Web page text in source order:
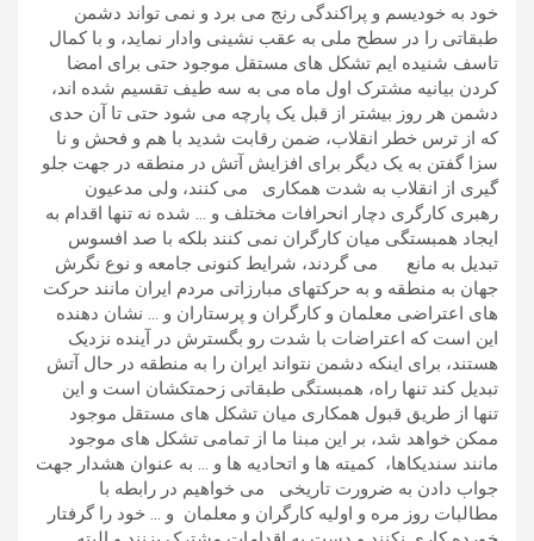
خود به خودیسم و پراکندگی رنج می برد و نمی تواند دشمن
طبقاتی را در سطح ملی به عقب نشینی وادار نماید، و با کمال
تاسف شنیده ایم تشکل های مستقل موجود حتی برای امضا
کردن بیانیه مشترک اول ماه می به سه طیف تقسیم شده اند،
دشمن هر روز بیشتر از قبل یک پارچه می شود حتی تا آن حدی
که از ترس خطر انقلاب، ضمن رقابت شدید با هم و فحش و نا
سزا گفتن به یک دیگر برای افزایش آتش در منطقه در جهت جلو
گیری از انقلاب به شدت همکاری می کنند، ولی مدعیون
رهبری کارگری دچار انحرافات مختلف و … شده نه تنها اقدام به
ایجاد همبستگی میان کارگران نمی کنند بلکه با صد افسوس
تبدیل به مانع می گردند، شرایط کنونی جامعه و نوع نگرش
جهان به منطقه و به حرکتهای مبارزاتی مردم ایران مانند حرکت
های اعتراضی معلمان و کارگران و پرستاران و … نشان دهنده
این است که اعتراضات با شدت رو بگسترش در آینده نزدیک
هستند، برای اینکه دشمن نتواند ایران را به منطقه در حال آتش
تبدیل کند تنها راه، همبستگی طبقاتی زحمتکشان است و این
تنها از طریق قبول همکاری میان تشکل های مستقل موجود
ممکن خواهد شد، بر این مبنا ما از تمامی تشکل های موجود
مانند سندیکاها، کمیته ها و اتحادیه ها و … به عنوان هشدار جهت
جواب دادن به ضرورت تاریخی می خواهیم در رابطه با
مطالبات روز مره و اولیه کارگران و معلمان و … خود را گرفتار